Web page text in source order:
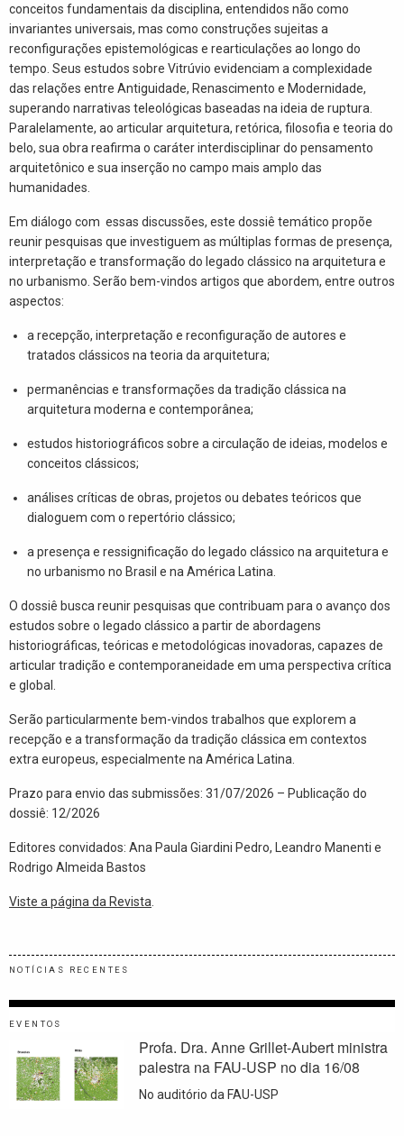
conceitos fundamentais da disciplina, entendidos não como
invariantes universais, mas como construções sujeitas a
reconfigurações epistemológicas e rearticulações ao longo do
tempo. Seus estudos sobre Vitrúvio evidenciam a complexidade
das relações entre Antiguidade, Renascimento e Modernidade,
superando narrativas teleológicas baseadas na ideia de ruptura.
Paralelamente, ao articular arquitetura, retórica, filosofia e teoria do
belo, sua obra reafirma o caráter interdisciplinar do pensamento
arquitetônico e sua inserção no campo mais amplo das
humanidades.
Em diálogo com essas discussões, este dossiê temático propõe
reunir pesquisas que investiguem as múltiplas formas de presença,
interpretação e transformação do legado clássico na arquitetura e
no urbanismo. Serão bem-vindos artigos que abordem, entre outros
aspectos:
a recepção, interpretação e reconfiguração de autores e
tratados clássicos na teoria da arquitetura;
permanências e transformações da tradição clássica na
arquitetura moderna e contemporânea;
estudos historiográficos sobre a circulação de ideias, modelos e
conceitos clássicos;
análises críticas de obras, projetos ou debates teóricos que
dialoguem com o repertório clássico;
a presença e ressignificação do legado clássico na arquitetura e
no urbanismo no Brasil e na América Latina.
O dossiê busca reunir pesquisas que contribuam para o avanço dos
estudos sobre o legado clássico a partir de abordagens
historiográficas, teóricas e metodológicas inovadoras, capazes de
articular tradição e contemporaneidade em uma perspectiva crítica
e global.
Serão particularmente bem-vindos trabalhos que explorem a
recepção e a transformação da tradição clássica em contextos
extra europeus, especialmente na América Latina.
Prazo para envio das submissões: 31/07/2026 – Publicação do
dossiê: 12/2026
Editores convidados: Ana Paula Giardini Pedro, Leandro Manenti e
Rodrigo Almeida Bastos
Viste a página da Revista
NOTÍCIAS RECENTES
EVENTOS
Profa. Dra. Anne Grillet-Aubert ministra
palestra na FAU-USP no dia 16/08
No auditório da FAU-USP